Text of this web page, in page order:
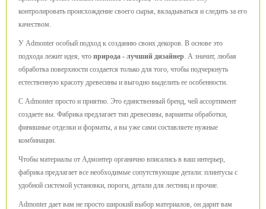
контролировать происхождение своего сырья, вкладываться и следить за его
качеством.
У Admonter особый подход к созданию своих декоров. В основе это
подхода лежит идея, что природа - лучший дизайнер. А значит, любая
обработка поверхности создается только для того, чтобы подчеркнуть
естественную красоту древесины и выгодно выделить ее особенности.
С Admonter просто и приятно. Это единственный бренд, чей ассортимент
создаете вы. Фабрика предлагает тип древесины, варианты обработки,
финишные отделки и форматы, а вы уже сами составляете нужные
комбинации.
Чтобы материалы от Адмонтер органично вписались в ваш интерьер,
фабрика предлагает все необходимые сопутствующие детали: плинтусы с
удобной системой установки, пороги, детали для лестниц и прочие.
Admonter дает вам не просто широкий выбор материалов, он дарит вам